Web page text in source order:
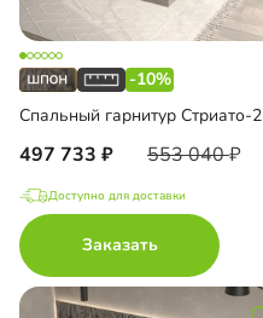
-10%
Спальный гарнитур Стриато-2
497 733 553 040
Доступно для доставки
Заказать